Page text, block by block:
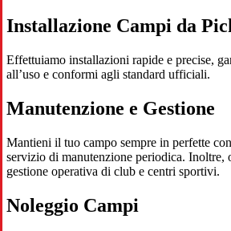
Installazione Campi da
Effettuiamo installazioni rapide e precise,
all’uso e conformi agli standard ufficiali.
Manutenzione e Gestione
Mantieni il tuo campo sempre in perfette
servizio di manutenzione periodica. Inoltre,
gestione operativa di club e centri sportivi.
Noleggio Campi